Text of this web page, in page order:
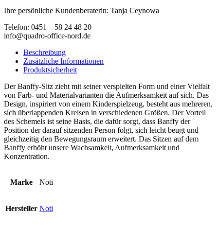
Ihre persönliche Kundenberaterin: Tanja Ceynowa
Telefon: 0451 – 58 24 48 20
info@quadro-office-nord.de
Beschreibung
Zusätzliche Informationen
Produktsicherheit
Der Banffy-Sitz zieht mit seiner verspielten Form und einer Vielfalt
von Farb- und Materialvarianten die Aufmerksamkeit auf sich. Das
Design, inspiriert von einem Kinderspielzeug, besteht aus mehreren,
sich überlappenden Kreisen in verschiedenen Größen. Der Vorteil
des Schemels ist seine Basis, die dafür sorgt, dass Banffy der
Position der darauf sitzenden Person folgt, sich leicht beugt und
gleichzeitig den Bewegungsraum erweitert. Das Sitzen auf dem
Banffy erhöht unsere Wachsamkeit, Aufmerksamkeit und
Konzentration.
Marke Noti
Hersteller Noti